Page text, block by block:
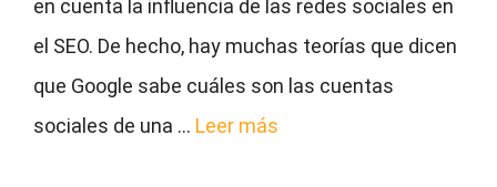
en cuenta la influencia de las redes sociales en
el SEO. De hecho, hay muchas teorías que dicen
que Google sabe cuáles son las cuentas
sociales de una … Leer más